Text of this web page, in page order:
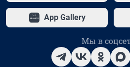
App Gallery
Мы в